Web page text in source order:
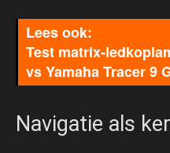
Test matrix-
vs Yamaha Tracer 9
Navigatie als